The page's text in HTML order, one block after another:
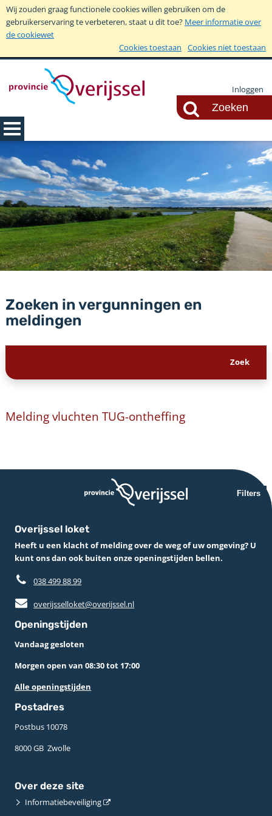
Wij zouden graag functionele cookies willen gebruiken om de
gebruikerservaring te verbeteren, staat u dit toe? Meer informatie over
de cookiewet
Cookies toestaan
Cookies niet toestaan
Inloggen
Zoeken in vergunningen en
meldingen
Melding vluchten TUG-ontheffing
Filters
Overijssel loket
Heeft u een klacht of melding over de weg of uw omgeving? U
kunt ons dan ook buiten onze openingstijden bellen.
038 499 88 99
overijsselloket@overijssel.nl
Openingstijden
Vandaag gesloten
Morgen open van 08:30 tot 17:00
Alle openingstijden
Postadres
Postbus 10078 ­
8000 GB ­ Zwolle
Over deze site
Informatiebeveiliging